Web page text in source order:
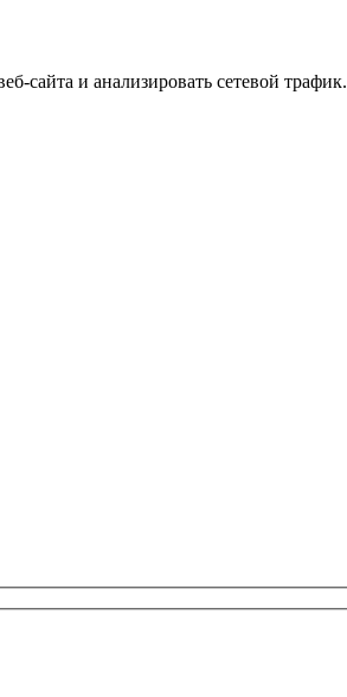
сайта и анализировать сетевой трафик.